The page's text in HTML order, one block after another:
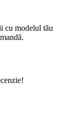
cu modelul tău